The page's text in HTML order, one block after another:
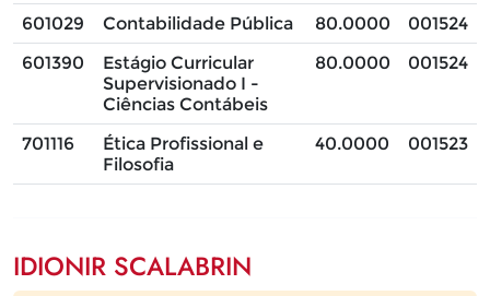
601029 Contabilidade Pública 80.0000
001524
601390
Estágio Curricular
Supervisionado I -
Ciências Contábeis
80.0000 001524
701116
Ética Profissional e
Filosofia
40.0000 001523
IDIONIR SCALABRIN